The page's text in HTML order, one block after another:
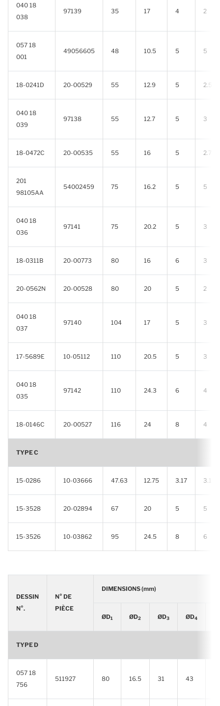
040 18
038
97139 35 17 4 2
057 18
001
49056605 48 10.5 5 5
18-0241D 20-00529 55 12.9 5 2.5
040 18
039
97138 55 12.7 5 3
18-0472C 20-00535 55 16 5 2.7
201
98105AA
54002459 75 16.2 5 5
040 18
036
97141 75 20.2 5 3
18-0311B 20-00773 80 16 6 3
20-0562N 20-00528 80 20 5 2
040 18
037
97140 104 17 5 3
17-5689E 10-05112 110 20.5 5 3
040 18
035
97142 110 24.3 6 4
18-0146C 20-00527 116 24 8 4
TYPE C
15-0286 10-03666 47.63 12.75 3.17 3.18
15-3528 20-02894 67 20 5 5
15-3526 10-03862 95 24.5 8 6
DESSIN
N°.
N° DE
PIÈCE
DIMENSIONS (mm)
ØD1 ØD2 ØD3 ØD4
TYPE D
057 18
756
511927 80 16.5 31 43